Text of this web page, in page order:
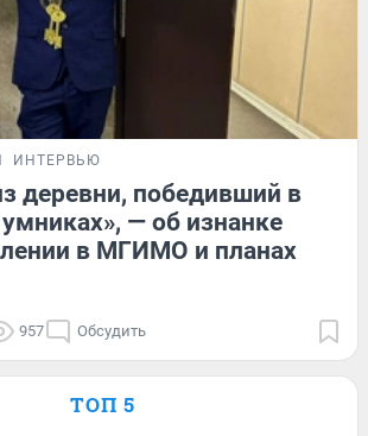
ИНТЕРВЬЮ
деревни, победивший в
— об изнанке
в МГИМО и планах
957 Обсудить
ТОП 5